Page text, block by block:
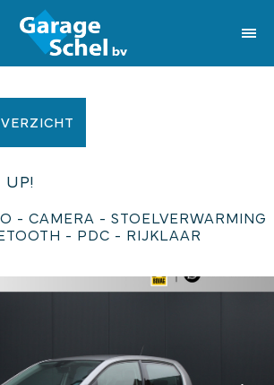
UP!
- CAMERA - STOELVERWARMING
- PDC - RIJKLAAR